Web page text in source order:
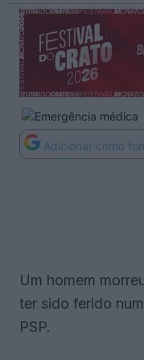
Adicionar como
Um homem
ter sido ferido
PSP.